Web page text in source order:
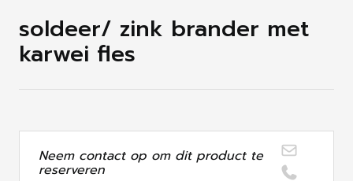
soldeer/ zink brander met
karwei fles
Neem contact op om dit product te
reserveren